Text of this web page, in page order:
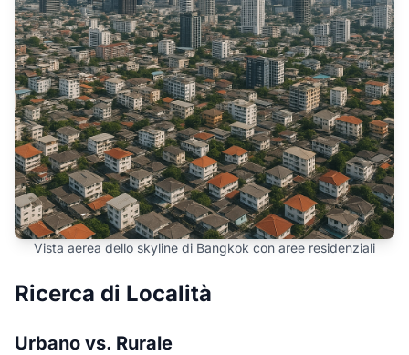
Vista aerea dello skyline di Bangkok con aree residenziali
Ricerca di Località
Urbano vs. Rurale